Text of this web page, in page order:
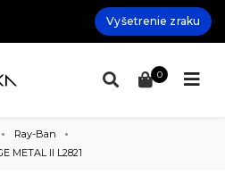
Vyšetrenie zraku
0
Ray-Ban
METAL II L2821